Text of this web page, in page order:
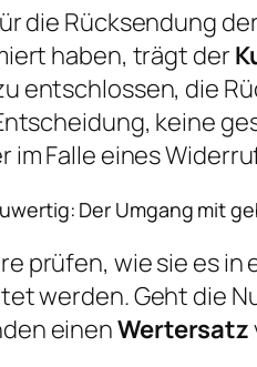
die Rücksendung
haben, trägt der
entschlossen, die
keine
im Falle eines
Der Umgang mit
prüfen, wie sie es
werden. Geht die
einenWertersatz